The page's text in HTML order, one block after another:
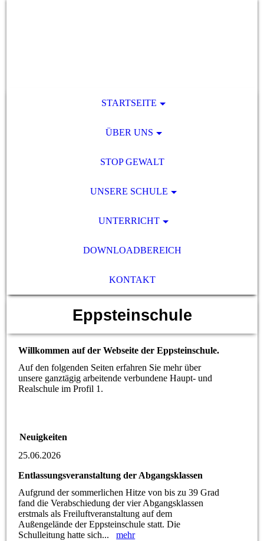
STARTSEITE
ÜBER UNS
STOP GEWALT
UNSERE SCHULE
UNTERRICHT
DOWNLOADBEREICH
KONTAKT
Eppsteinschule
Willkommen auf der Webseite der Eppsteinschule.
Auf den folgenden Seiten erfahren Sie mehr über
unsere ganztägig arbeitende verbundene Haupt- und
Realschule im Profil 1.
Neuigkeiten
25.06.2026
Entlassungsveranstaltung der Abgangsklassen
Aufgrund der sommerlichen Hitze von bis zu 39 Grad
fand die Verabschiedung der vier Abgangsklassen
erstmals als Freiluftveranstaltung auf dem
Außengelände der Eppsteinschule statt. Die
Schulleitung hatte sich...mehr